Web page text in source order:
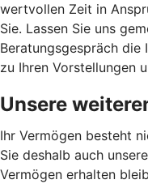
wertvollen Zeit in
Sie. Lassen Sie uns
Beratungsgespräch
zu Ihren Vorstellungen
Unsere
Ihr Vermögen besteht
Sie deshalb auch
Vermögen erhalten